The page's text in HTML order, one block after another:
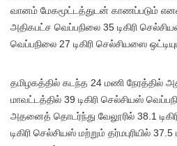
வானம் மேகமூட்டத்துடன் காணப்படும்
அதிகபட்ச வெப்பநிலை 35 டிகிரி
வெப்பநிலை 27 டிகிரி செல்சியஸை
தமிழகத்தில் கடந்த 24 மணி நேரத்தில்
மாவட்டத்தில் 39 டிகிரி செல்சியஸ்
அதனைத் தொடர்ந்து வேலூரில் 38.1
டிகிரி செல்சியஸ் மற்றும் தர்மபுரியில்